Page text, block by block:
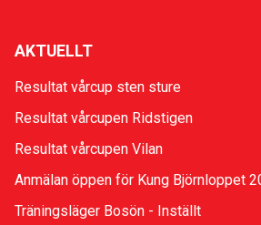
AKTUELLT
Resultat vårcup sten sture
Resultat vårcupen Ridstigen
Resultat vårcupen Vilan
Anmälan öppen för Kung Björnloppet
Träningsläger Bosön - Inställt